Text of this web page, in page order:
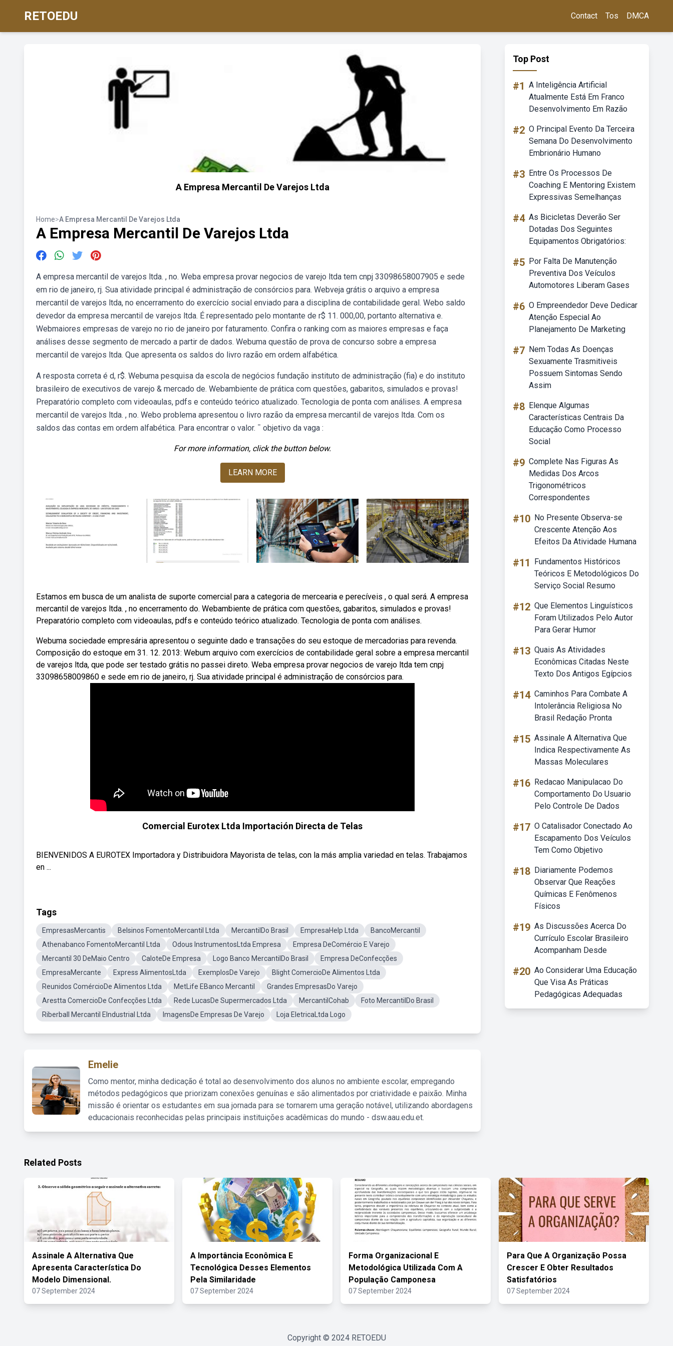
RETOEDU Contact Tos DMCA
A Empresa Mercantil De Varejos Ltda
Home>A Empresa Mercantil De Varejos Ltda
A Empresa Mercantil De Varejos Ltda
A empresa mercantil de varejos ltda. , no. Weba empresa provar negocios de varejo ltda tem cnpj 33098658007905 e sede
em rio de janeiro, rj. Sua atividade principal é administração de consórcios para. Webveja grátis o arquivo a empresa
mercantil de varejos ltda, no encerramento do exercício social enviado para a disciplina de contabilidade geral. Webo saldo
devedor da empresa mercantil de varejos ltda. É representado pelo montante de r$ 11. 000,00, portanto alternativa e.
Webmaiores empresas de varejo no rio de janeiro por faturamento. Confira o ranking com as maiores empresas e faça
análises desse segmento de mercado a partir de dados. Webuma questão de prova de concurso sobre a empresa
mercantil de varejos ltda. Que apresenta os saldos do livro razão em ordem alfabética.
A resposta correta é d, r$. Webuma pesquisa da escola de negócios fundação instituto de administração (fia) e do instituto
brasileiro de executivos de varejo & mercado de. Webambiente de prática com questões, gabaritos, simulados e provas!
Preparatório completo com videoaulas, pdfs e conteúdo teórico atualizado. Tecnologia de ponta com análises. A empresa
mercantil de varejos ltda. , no. Webo problema apresentou o livro razão da empresa mercantil de varejos ltda. Com os
saldos das contas em ordem alfabética. Para encontrar o valor. ¯ objetivo da vaga :
For more information, click the button below.
LEARN MORE
Estamos em busca de um analista de suporte comercial para a categoria de mercearia e perecíveis , o qual será. A empresa
mercantil de varejos ltda. , no encerramento do. Webambiente de prática com questões, gabaritos, simulados e provas!
Preparatório completo com videoaulas, pdfs e conteúdo teórico atualizado. Tecnologia de ponta com análises.
Webuma sociedade empresária apresentou o seguinte dado e transações do seu estoque de mercadorias para revenda.
Composição do estoque em 31. 12. 2013: Webum arquivo com exercícios de contabilidade geral sobre a empresa mercantil
de varejos ltda, que pode ser testado grátis no passei direto. Weba empresa provar negocios de varejo ltda tem cnpj
33098658009860 e sede em rio de janeiro, rj. Sua atividade principal é administração de consórcios para.
Comercial Eurotex Ltda Importación Directa de Telas
BIENVENIDOS A EUROTEX Importadora y Distribuidora Mayorista de telas, con la más amplia variedad en telas. Trabajamos
en ...
Tags
EmpresasMercantis Belsinos FomentoMercantil Ltda MercantilDo Brasil EmpresaHelp Ltda
BancoMercantil
Athenabanco FomentoMercantil Ltda
Odous InstrumentosLtda Empresa
Empresa DeComércio E Varejo
Mercantil 30 DeMaio Centro
CaloteDe Empresa Logo Banco MercantilDo Brasil
Empresa DeConfecções
EmpresaMercante
Express AlimentosLtda ExemplosDe Varejo
Blight ComercioDe Alimentos Ltda
Reunidos ComércioDe Alimentos Ltda
MetLife EBanco Mercantil
Grandes EmpresasDo Varejo
Arestta ComercioDe Confecções Ltda
Rede LucasDe Supermercados Ltda MercantilCohab
Foto MercantilDo Brasil
Riberball Mercantil EIndustrial Ltda
ImagensDe Empresas De Varejo Loja EletricaLtda Logo
Emelie
Como mentor, minha dedicação é total ao desenvolvimento dos alunos no ambiente escolar, empregando
métodos pedagógicos que priorizam conexões genuínas e são alimentados por criatividade e paixão. Minha
missão é orientar os estudantes em sua jornada para se tornarem uma geração notável, utilizando abordagens
educacionais reconhecidas pelas principais instituições acadêmicas do mundo - dsw.aau.edu.et.
Top Post
#1 A Inteligência Artificial
Atualmente Está Em Franco
Desenvolvimento Em Razão
#2 O Principal Evento Da Terceira
Semana Do Desenvolvimento
Embrionário Humano
#3 Entre Os Processos De
Coaching E Mentoring Existem
Expressivas Semelhanças
#4 As Bicicletas Deverão Ser
Dotadas Dos Seguintes
Equipamentos Obrigatórios:
#5 Por Falta De Manutenção
Preventiva Dos Veículos
Automotores Liberam Gases
#6 O Empreendedor Deve Dedicar
Atenção Especial Ao
Planejamento De Marketing
#7 Nem Todas As Doenças
Sexuamente Trasmitiveis
Possuem Sintomas Sendo
Assim
#8 Elenque Algumas
Características Centrais Da
Educação Como Processo
Social
#9 Complete Nas Figuras As
Medidas Dos Arcos
Trigonométricos
Correspondentes
#10 No Presente Observa-se
Crescente Atenção Aos
Efeitos Da Atividade Humana
#11
Fundamentos Históricos
Teóricos E Metodológicos Do
Serviço Social Resumo
#12 Que Elementos Linguísticos
Foram Utilizados Pelo Autor
Para Gerar Humor
#13 Quais As Atividades
Econômicas Citadas Neste
Texto Dos Antigos Egípcios
#14 Caminhos Para Combate A
Intolerância Religiosa No
Brasil Redação Pronta
#15 Assinale A Alternativa Que
Indica Respectivamente As
Massas Moleculares
#16 Redacao Manipulacao Do
Comportamento Do Usuario
Pelo Controle De Dados
#17 O Catalisador Conectado Ao
Escapamento Dos Veículos
Tem Como Objetivo
#18 Diariamente Podemos
Observar Que Reações
Químicas E Fenômenos
Físicos
#19 As Discussões Acerca Do
Currículo Escolar Brasileiro
Acompanham Desde
#20 Ao Considerar Uma Educação
Que Visa As Práticas
Pedagógicas Adequadas
Related Posts
Assinale A Alternativa Que
Apresenta Característica Do
Modelo Dimensional.
07 September 2024
A Importância Econômica E
Tecnológica Desses Elementos
Pela Similaridade
07 September 2024
Forma Organizacional E
Metodológica Utilizada Com A
População Camponesa
07 September 2024
Para Que A Organização Possa
Crescer E Obter Resultados
Satisfatórios
07 September 2024
Copyright © 2024 RETOEDU